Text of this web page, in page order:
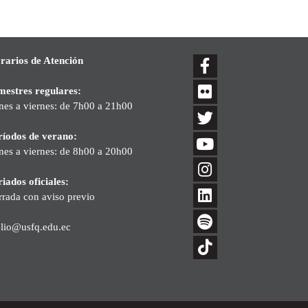
de Atención
regulares:
a viernes: de 7h00 a 21h00
de verano:
a viernes: de 8h00 a 20h00
oficiales:
con aviso previo